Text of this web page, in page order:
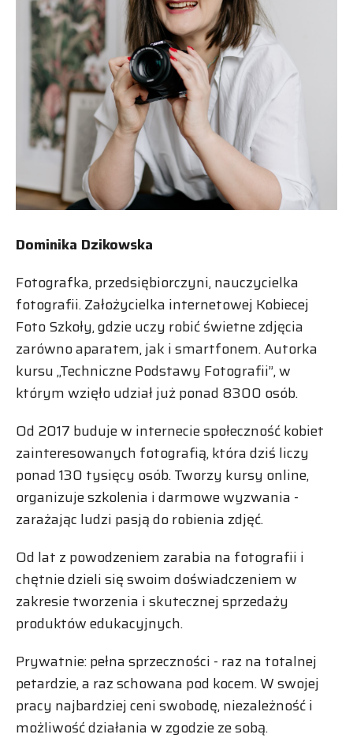
Dominika Dzikowska
Fotografka, przedsiębiorczyni, nauczycielka
fotografii. Założycielka internetowej Kobiecej
Foto Szkoły, gdzie uczy robić świetne zdjęcia
zarówno aparatem, jak i smartfonem. Autorka
kursu „Techniczne Podstawy Fotografii”, w
którym wzięło udział już ponad 8300 osób.
Od 2017 buduje w internecie społeczność kobiet
zainteresowanych fotografią, która dziś liczy
ponad 130 tysięcy osób. Tworzy kursy online,
organizuje szkolenia i darmowe wyzwania -
zarażając ludzi pasją do robienia zdjęć.
Od lat z powodzeniem zarabia na fotografii i
chętnie dzieli się swoim doświadczeniem w
zakresie tworzenia i skutecznej sprzedaży
produktów edukacyjnych.
Prywatnie: pełna sprzeczności - raz na totalnej
petardzie, a raz schowana pod kocem. W swojej
pracy najbardziej ceni swobodę, niezależność i
możliwość działania w zgodzie ze sobą.